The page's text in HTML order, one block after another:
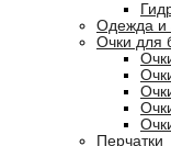
Одежда и
Очки для
Перчатки